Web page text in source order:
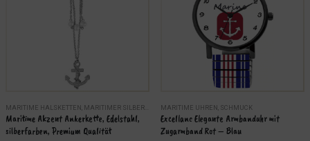
,SCHMUCK
MARITIME HALSKETTEN MARITIMER SILBERSCHMUCK ,SCHMUCK
Maritime Akzent Ankerkette, Edelstahl,
silberfarben, Premium Qualität
MARITIME UHREN SCHMUCK
Excellanc Elegante Armbanduhr mit
Zugarmband Rot – Blau